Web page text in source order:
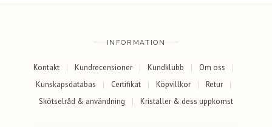
INFORMATION
Kontakt Kundrecensioner Kundklubb
Om oss
Kunskapsdatabas
Certifikat Köpvillkor
Retur
Skötselråd & användning
Kristaller & dess uppkomst